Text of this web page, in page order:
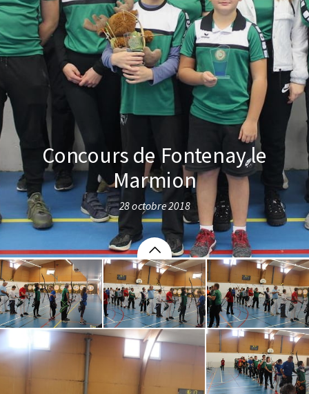
Concours de Fontenay le
Marmion
28 octobre 2018